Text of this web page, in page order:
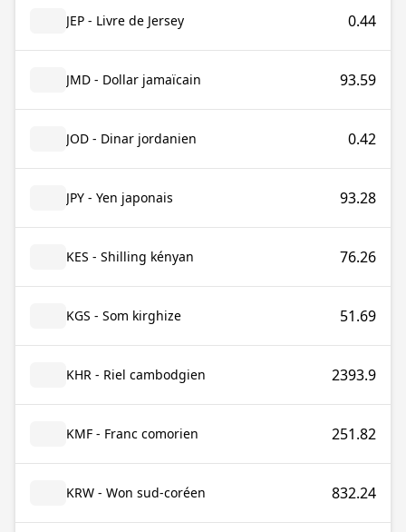
JEP - Livre de Jersey 0.44
JMD - Dollar jamaïcain 93.59
JOD - Dinar jordanien 0.42
JPY - Yen japonais 93.28
KES - Shilling kényan 76.26
KGS - Som kirghize 51.69
KHR - Riel cambodgien 2393.9
KMF - Franc comorien 251.82
KRW - Won sud-coréen 832.24